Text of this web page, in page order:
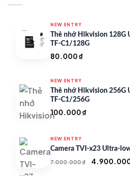
NEW ENTRY
Thẻ nhớ Hikvision 128G
TF-C1/128G
80.000₫
NEW ENTRY
Thẻ nhớ Hikvision 256G
TF-C1/256G
100.000₫
NEW ENTRY
Camera TVI-x23 Ultra-
7.000.000₫
Giá